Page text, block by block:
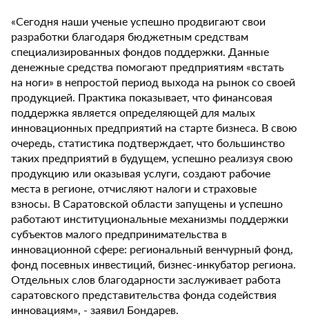
«Сегодня наши ученые успешно продвигают свои
разработки благодаря бюджетным средствам
специализированных фондов поддержки. Данные
денежные средства помогают предприятиям «встать
на ноги» в непростой период выхода на рынок со своей
продукцией. Практика показывает, что финансовая
поддержка является определяющей для малых
инновационных предприятий на старте бизнеса. В свою
очередь, статистика подтверждает, что большинство
таких предприятий в будущем, успешно реализуя свою
продукцию или оказывая услуги, создают рабочие
места в регионе, отчисляют налоги и страховые
взносы. В Саратовской области запущены и успешно
работают институциональные механизмы поддержки
субъектов малого предпринимательства в
инновационной сфере: региональный венчурный фонд,
фонд посевных инвестиций, бизнес-инкубатор региона.
Отдельных слов благодарности заслуживает работа
саратовского представительства фонда содействия
инновациям», - заявил Бондарев.